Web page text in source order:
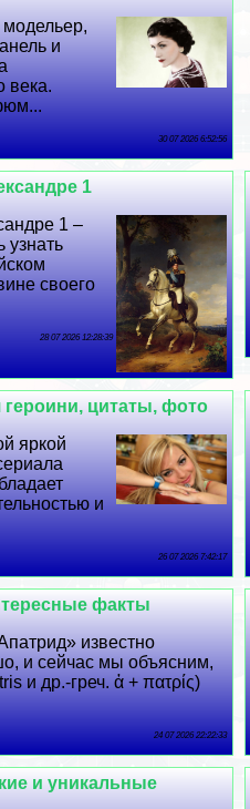
и
века.
30 07 2026 6:52:56
1
1 –
узнать
своего
28 07 2026 12:28:39
цитаты, фото
яркой
и
26 07 2026 7:42:17
факты
известно
и сейчас мы объясним,
и др.-греч. ἀ + πατρίς)
24 07 2026 22:22:33
и уникальные